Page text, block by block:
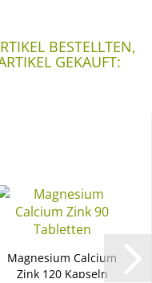
BESTELLTEN,
GEKAUFT:
Magnesium Calcium
Zink 120 Kapseln